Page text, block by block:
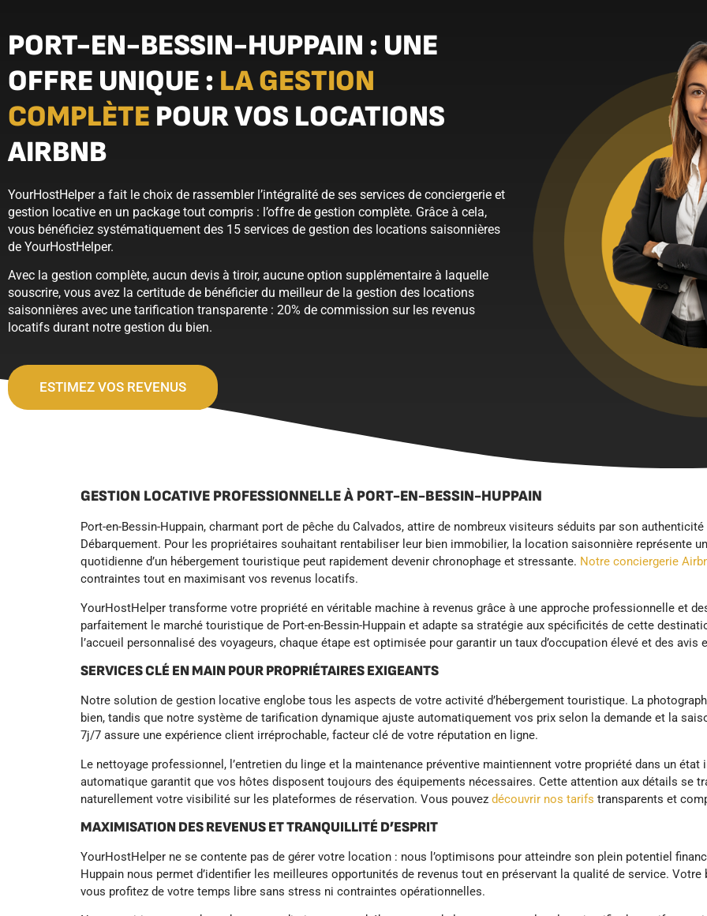
PORT-EN-BESSIN-HUPPAIN : UNE
OFFRE UNIQUE : LA GESTION
COMPLÈTE POUR VOS LOCATIONS
AIRBNB
YourHostHelper a fait le choix de rassembler l’intégralité de ses services de conciergerie et
gestion locative en un package tout compris : l’offre de gestion complète. Grâce à cela,
vous bénéficiez systématiquement des 15 services de gestion des locations saisonnières
de YourHostHelper.
Avec la gestion complète, aucun devis à tiroir, aucune option supplémentaire à laquelle
souscrire, vous avez la certitude de bénéficier du meilleur de la gestion des locations
saisonnières avec une tarification transparente : 20% de commission sur les revenus
locatifs durant notre gestion du bien.
ESTIMEZ VOS REVENUS
GESTION LOCATIVE PROFESSIONNELLE À PORT-EN-BESSIN-HUPPAIN
Port-en-Bessin-Huppain, charmant port de pêche du Calvados, attire de nombreux visiteurs séduits par son
Débarquement. Pour les propriétaires souhaitant rentabiliser leur bien immobilier, la location saisonnière représente
quotidienne d’un hébergement touristique peut rapidement devenir chronophage et stressante. Notre conciergerie
contraintes tout en maximisant vos revenus locatifs.
YourHostHelper transforme votre propriété en véritable machine à revenus grâce à une approche professionnelle et
parfaitement le marché touristique de Port-en-Bessin-Huppain et adapte sa stratégie aux spécificités de cette
l’accueil personnalisé des voyageurs, chaque étape est optimisée pour garantir un taux d’occupation élevé et des avis
SERVICES CLÉ EN MAIN POUR PROPRIÉTAIRES EXIGEANTS
Notre solution de gestion locative englobe tous les aspects de votre activité d’hébergement touristique. La
bien, tandis que notre système de tarification dynamique ajuste automatiquement vos prix selon la demande et la
7j/7 assure une expérience client irréprochable, facteur clé de votre réputation en ligne.
Le nettoyage professionnel, l’entretien du linge et la maintenance préventive maintiennent votre propriété dans un
automatique garantit que vos hôtes disposent toujours des équipements nécessaires. Cette attention aux détails se
naturellement votre visibilité sur les plateformes de réservation. Vous pouvez découvrir nos tarifs transparents et
MAXIMISATION DES REVENUS ET TRANQUILLITÉ D’ESPRIT
YourHostHelper ne se contente pas de gérer votre location : nous l’optimisons pour atteindre son plein potentiel
Huppain nous permet d’identifier les meilleures opportunités de revenus tout en préservant la qualité de service.
vous profitez de votre temps libre sans stress ni contraintes opérationnelles.